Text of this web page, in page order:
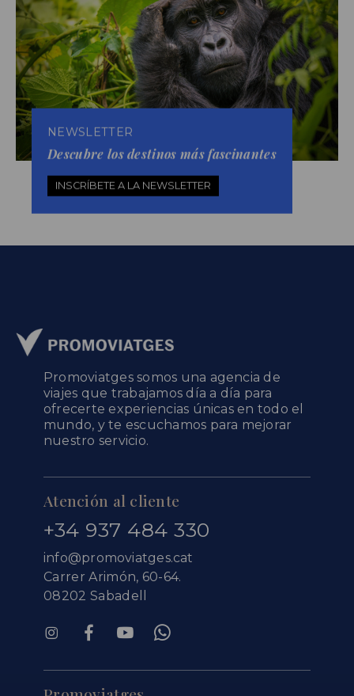
NEWSLETTER
Descubre los destinos más fascinantes
INSCRÍBETE A LA NEWSLETTER
Promoviatges somos una agencia de
viajes que trabajamos día a día para
ofrecerte experiencias únicas en todo el
mundo, y te escuchamos para mejorar
nuestro servicio.
Atención al cliente
+34 937 484 330
info@promoviatges.cat
Carrer Arimón, 60-64.
08202 Sabadell